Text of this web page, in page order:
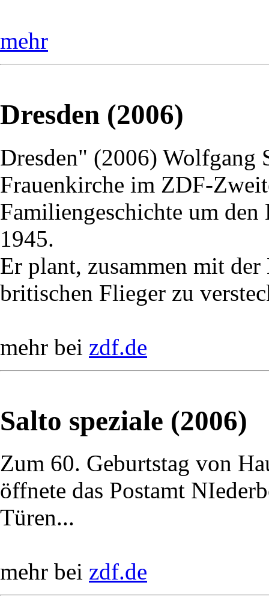
mehr
Dresden (2006)
Dresden" (2006) Wolfgang
Frauenkirche im ZDF-
Familiengeschichte um
1945.
Er plant, zusammen mit
britischen Flieger zu
mehr bei zdf.de
Salto speziale (2006)
Zum 60. Geburtstag von
öffnete das Postamt
Türen...
mehr bei zdf.de